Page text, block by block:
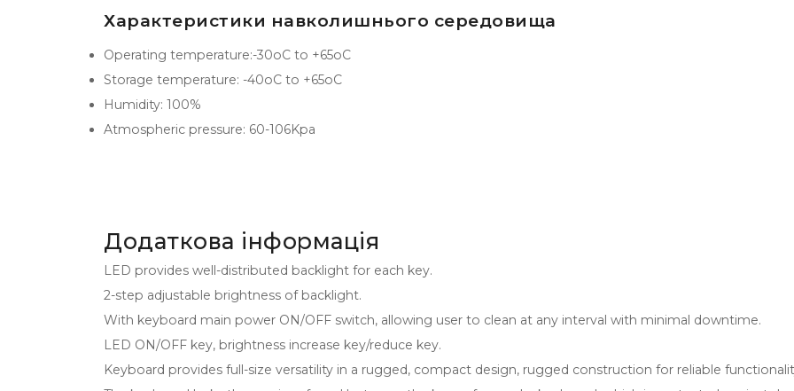
Характеристики навколишнього середовища
Operating temperature:-30oC to +65oC
Storage temperature: -40oC to +65oC
Humidity: 100%
Atmospheric pressure: 60-106Kpa
Додаткова інформація
LED provides well-distributed backlight for each key.
2-step adjustable brightness of backlight.
With keyboard main power ON/OFF switch, allowing user to clean at any interval with minimal downtime.
LED ON/OFF key, brightness increase key/reduce key.
Keyboard provides full-size versatility in a rugged, compact design, rugged construction for reliable